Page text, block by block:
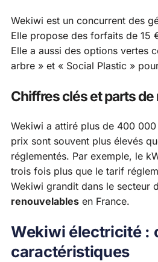
Wekiwi est un concurrent des
Elle propose des forfaits de 15
Elle a aussi des options vertes
arbre » et « Social Plastic »
Chiffres clés et parts de
Wekiwi a attiré plus de 400
prix sont souvent plus élevés
réglementés. Par exemple, le
trois fois plus que le tarif
Wekiwi grandit dans le secteur
renouvelables en France.
Wekiwi électricité :
caractéristiques